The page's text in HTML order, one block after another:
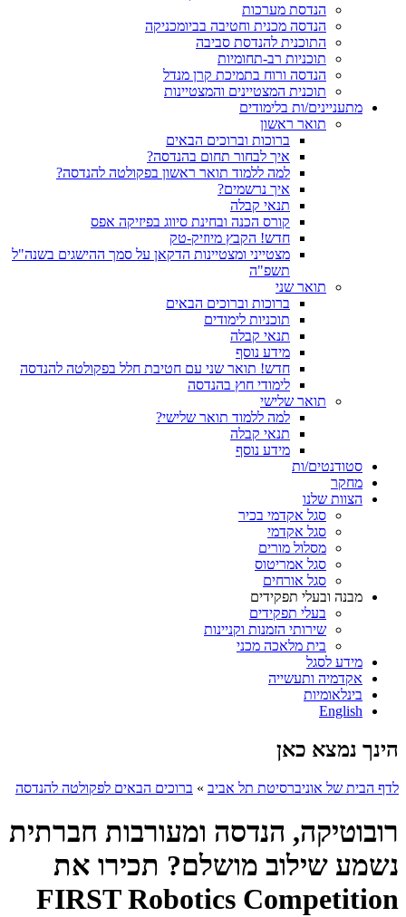
הנדסת מערכות
הנדסה מכנית וחטיבה בביומכניקה
התוכנית להנדסת סביבה
תוכניות רב-תחומיות
הנדסה ורוח בתמיכת קרן מנדל
תוכנית המצטיינים והמצטיינות
מתעניינים/ות בלימודים
תואר ראשון
ברוכות וברוכים הבאים
איך לבחור תחום בהנדסה?
למה ללמוד תואר ראשון בפקולטה להנדסה?
איך נרשמים?
תנאי קבלה
קורס הכנה ובחינת סיווג בפיזיקה אפס
חדש! הקבץ מיוזיק-טק
מצטייני ומצטיינות הדקאן על סמך ההישגים בשנה"ל
תשפ"ה
תואר שני
ברוכות וברוכים הבאים
תוכניות לימודים
תנאי קבלה
מידע נוסף
חדש! תואר שני עם חטיבת חלל בפקולטה להנדסה
לימודי חוץ בהנדסה
תואר שלישי
למה ללמוד תואר שלישי?
תנאי קבלה
מידע נוסף
סטודנטים/ות
מחקר
הצוות שלנו
סגל אקדמי בכיר
סגל אקדמי
מסלול מורים
סגל אמריטוס
סגל אורחים
מבנה ובעלי תפקידים
בעלי תפקידים
שירותי הזמנות וקניינות
בית מלאכה מכני
מידע לסגל
אקדמיה ותעשייה
בינלאומיות
English
הינך נמצא כאן
לדף הבית של אוניברסיטת תל אביב » ברוכים הבאים לפקולטה להנדסה
רובוטיקה, הנדסה ומעורבות חברתית
נשמע שילוב מושלם? תכירו את
FIRST Robotics Competition